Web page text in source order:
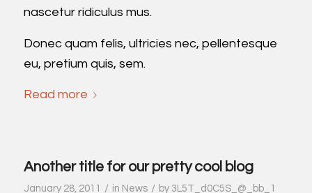
nascetur ridiculus mus.
Donec quam felis, ultricies nec, pellentesque
eu, pretium quis, sem.
Read more
Another title for our pretty cool blog
January 28, 2011 / in News / by 3L5T_d0C5S_@_bb_1